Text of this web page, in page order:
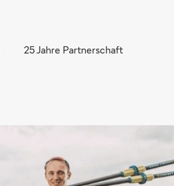
25 Jahre Partnerschaft